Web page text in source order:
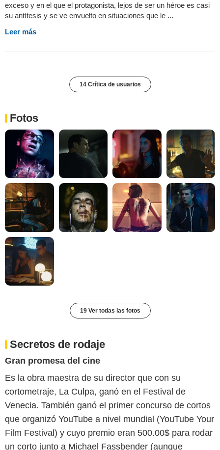
exceso y en el que el protagonista, lejos de ser un héroe es casi
su antítesis y se ve envuelto en situaciones que le ...
Leer más
14 Crítica de usuarios
Fotos
19 Ver todas las fotos
Secretos de rodaje
Gran promesa del cine
Es la obra maestra de su director que con su
cortometraje, La Culpa, ganó en el Festival de
Venecia. También ganó el primer concurso de cortos
que organizó YouTube a nivel mundial (YouTube Your
Film Festival) y cuyo premio eran 500.00$ para rodar
un corto junto a Michael Fassbender (aunque